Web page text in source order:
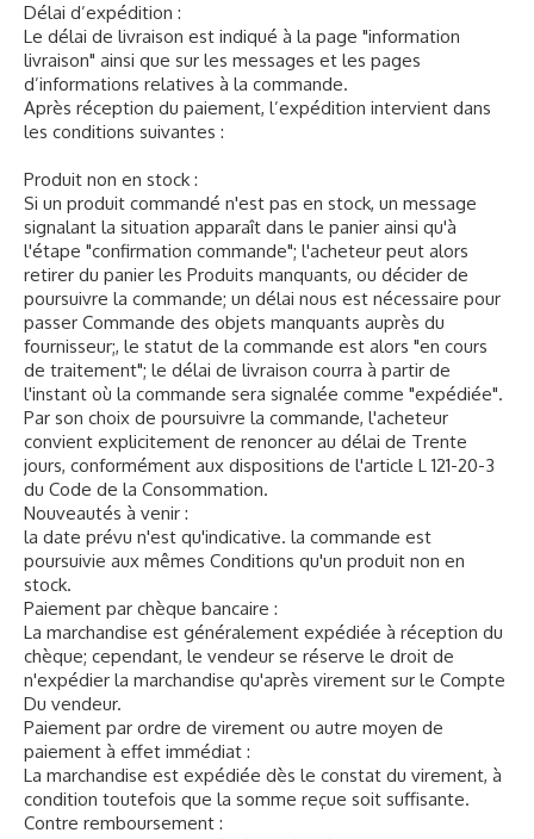
Délai d’expédition :
Le délai de livraison est indiqué à la page "information
livraison" ainsi que sur les messages et les pages
d’informations relatives à la commande.
Après réception du paiement, l’expédition intervient dans
les conditions suivantes :
Produit non en stock :
Si un produit commandé n'est pas en stock, un message
signalant la situation apparaît dans le panier ainsi qu'à
l'étape "confirmation commande"; l'acheteur peut alors
retirer du panier les Produits manquants, ou décider de
poursuivre la commande; un délai nous est nécessaire pour
passer Commande des objets manquants auprès du
fournisseur;, le statut de la commande est alors "en cours
de traitement"; le délai de livraison courra à partir de
l'instant où la commande sera signalée comme "expédiée".
Par son choix de poursuivre la commande, l'acheteur
convient explicitement de renoncer au délai de Trente
jours, conformément aux dispositions de l'article L 121-20-3
du Code de la Consommation.
Nouveautés à venir :
la date prévu n'est qu'indicative. la commande est
poursuivie aux mêmes Conditions qu'un produit non en
stock.
Paiement par chèque bancaire :
La marchandise est généralement expédiée à réception du
chèque; cependant, le vendeur se réserve le droit de
n'expédier la marchandise qu'après virement sur le Compte
Du vendeur.
Paiement par ordre de virement ou autre moyen de
paiement à effet immédiat :
La marchandise est expédiée dès le constat du virement, à
condition toutefois que la somme reçue soit suffisante.
Contre remboursement :